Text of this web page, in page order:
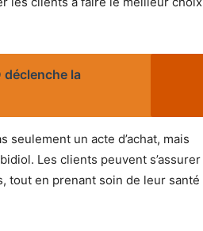
la
seulement un acte d’achat, mais
Les clients peuvent s’assurer
tout en prenant soin de leur santé